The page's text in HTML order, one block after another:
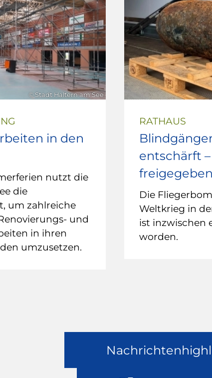
© Stadt Haltern am See
in den
nutzt die
die
um zahlreiche
und
in ihren
umzusetzen.
RATHAUS
entschärft
freigegeben
Die
Weltkrieg in
ist inzwischen
worden.